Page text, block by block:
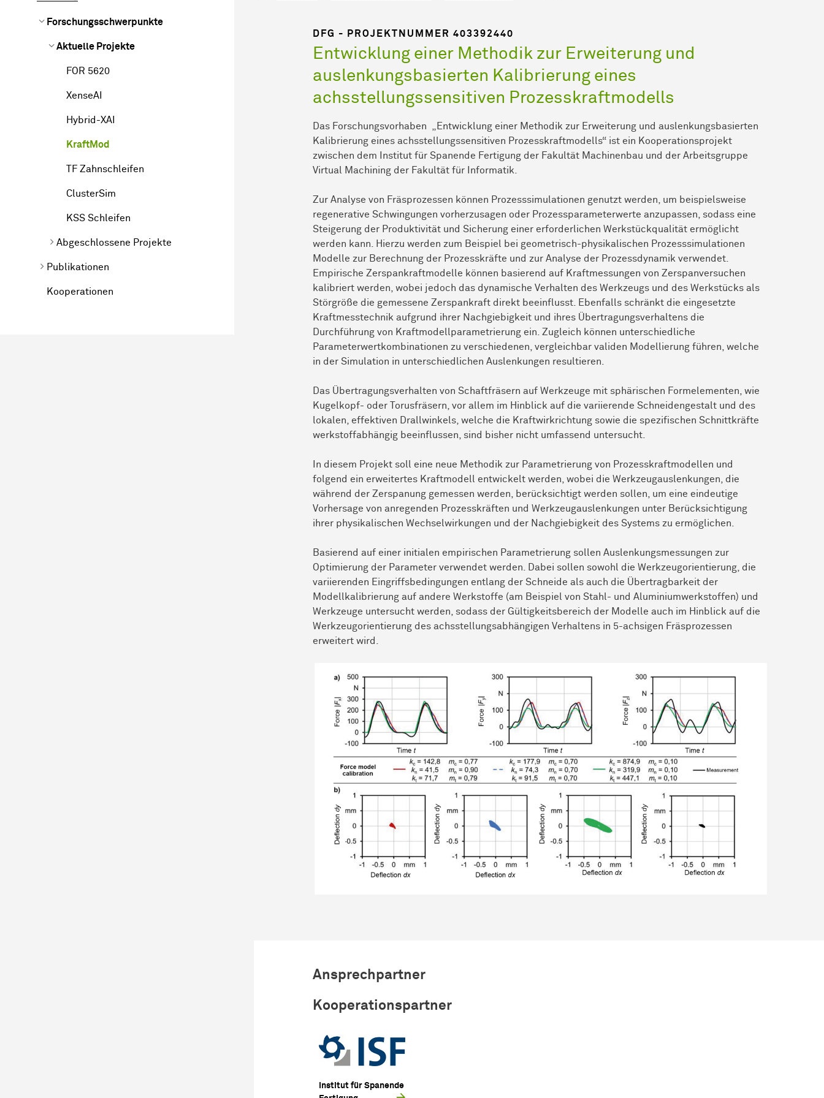
Forschungsschwerpunkte
Aktuelle Projekte
FOR 5620
XenseAI
Hybrid-XAI
KraftMod
TF Zahnschleifen
ClusterSim
KSS Schleifen
Abgeschlossene Projekte
Publikationen
Kooperationen
DFG - PROJEKTNUMMER 403392440
Entwicklung einer Methodik zur Erweiterung und
auslenkungsbasierten Kalibrierung eines
achsstellungssensitiven Prozesskraftmodells
Das Forschungsvorhaben „Entwicklung einer Methodik zur Erweiterung und auslenkungsbasierten
Kalibrierung eines achsstellungssensitiven Prozesskraftmodells“ ist ein Kooperationsprojekt
zwischen dem Institut für Spanende Fertigung der Fakultät Machinenbau und der Arbeitsgruppe
Virtual Machining der Fakultät für Informatik.
Zur Analyse von Fräsprozessen können Prozesssimulationen genutzt werden, um beispielsweise
regenerative Schwingungen vorherzusagen oder Prozessparameterwerte anzupassen, sodass eine
Steigerung der Produktivität und Sicherung einer erforderlichen Werkstückqualität ermöglicht
werden kann. Hierzu werden zum Beispiel bei geometrisch-physikalischen Prozesssimulationen
Modelle zur Berechnung der Prozesskräfte und zur Analyse der Prozessdynamik verwendet.
Empirische Zerspankraftmodelle können basierend auf Kraftmessungen von Zerspanversuchen
kalibriert werden, wobei jedoch das dynamische Verhalten des Werkzeugs und des Werkstücks als
Störgröße die gemessene Zerspankraft direkt beeinflusst. Ebenfalls schränkt die eingesetzte
Kraftmesstechnik aufgrund ihrer Nachgiebigkeit und ihres Übertragungsverhaltens die
Durchführung von Kraftmodellparametrierung ein. Zugleich können unterschiedliche
Parameterwertkombinationen zu verschiedenen, vergleichbar validen Modellierung führen, welche
in der Simulation in unterschiedlichen Auslenkungen resultieren.
Das Übertragungsverhalten von Schaftfräsern auf Werkzeuge mit sphärischen Formelementen, wie
Kugelkopf- oder Torusfräsern, vor allem im Hinblick auf die variierende Schneidengestalt und des
lokalen, effektiven Drallwinkels, welche die Kraftwirkrichtung sowie die spezifischen Schnittkräfte
werkstoffabhängig beeinflussen, sind bisher nicht umfassend untersucht.
In diesem Projekt soll eine neue Methodik zur Parametrierung von Prozesskraftmodellen und
folgend ein erweitertes Kraftmodell entwickelt werden, wobei die Werkzeugauslenkungen, die
während der Zerspanung gemessen werden, berücksichtigt werden sollen, um eine eindeutige
Vorhersage von anregenden Prozesskräften und Werkzeugauslenkungen unter Berücksichtigung
ihrer physikalischen Wechselwirkungen und der Nachgiebigkeit des Systems zu ermöglichen.
Basierend auf einer initialen empirischen Parametrierung sollen Auslenkungsmessungen zur
Optimierung der Parameter verwendet werden. Dabei sollen sowohl die Werkzeugorientierung, die
variierenden Eingriffsbedingungen entlang der Schneide als auch die Übertragbarkeit der
Modellkalibrierung auf andere Werkstoffe (am Beispiel von Stahl- und Aluminiumwerkstoffen) und
Werkzeuge untersucht werden, sodass der Gültigkeitsbereich der Modelle auch im Hinblick auf die
Werkzeugorientierung des achsstellungsabhängigen Verhaltens in 5-achsigen Fräsprozessen
erweitert wird.
Ansprechpartner
Kooperationspartner
Institut für Spanende